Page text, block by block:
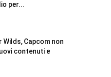
per...
Capcom non
contenuti e